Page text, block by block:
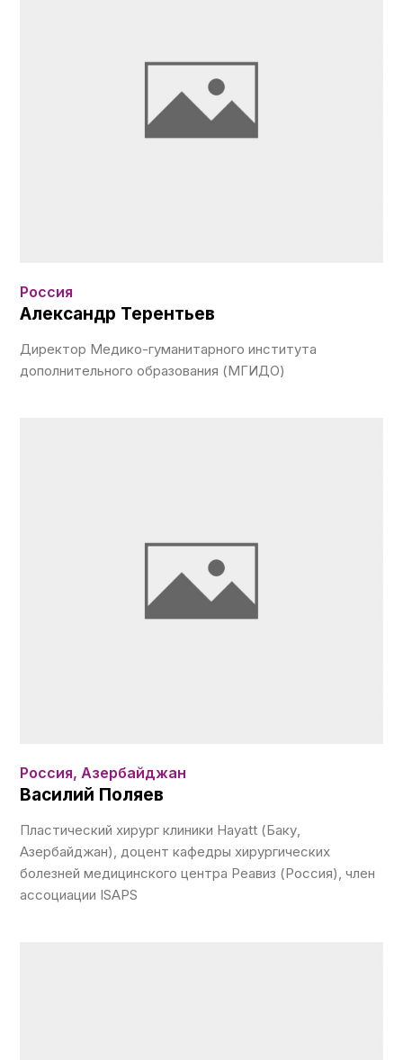
Россия
Александр Терентьев
Директор Медико-гуманитарного института
дополнительного образования (МГИДО)
Россия, Азербайджан
Василий Поляев
Пластический хирург клиники Hayatt (Баку,
Азербайджан), доцент кафедры хирургических
болезней медицинского центра Реавиз (Россия), член
ассоциации ISAPS